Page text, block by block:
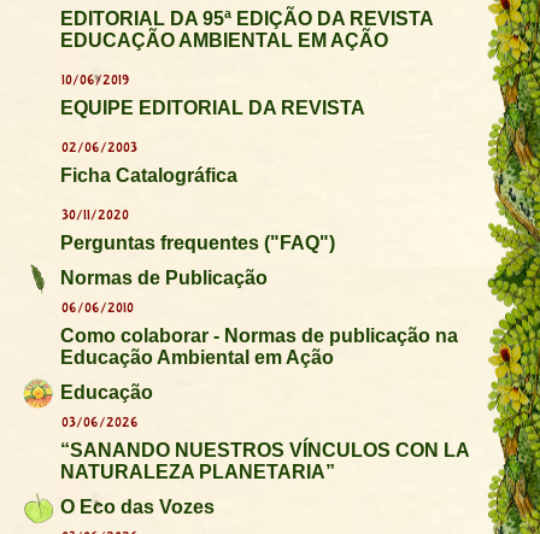
EDITORIAL DA 95ª EDIÇÃO DA REVISTA
EDUCAÇÃO AMBIENTAL EM AÇÃO
10/06/2019
EQUIPE EDITORIAL DA REVISTA
02/06/2003
Ficha Catalográfica
30/11/2020
Perguntas frequentes ("FAQ")
Normas de Publicação
06/06/2010
Como colaborar - Normas de publicação na
Educação Ambiental em Ação
Educação
03/06/2026
“SANANDO NUESTROS VÍNCULOS CON LA
NATURALEZA PLANETARIA”
O Eco das Vozes